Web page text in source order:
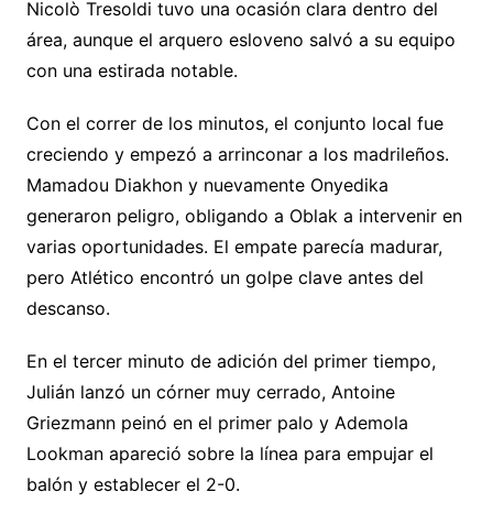
Nicolò Tresoldi tuvo una ocasión clara dentro del
área, aunque el arquero esloveno salvó a su equipo
con una estirada notable.
Con el correr de los minutos, el conjunto local fue
creciendo y empezó a arrinconar a los madrileños.
Mamadou Diakhon y nuevamente Onyedika
generaron peligro, obligando a Oblak a intervenir en
varias oportunidades. El empate parecía madurar,
pero Atlético encontró un golpe clave antes del
descanso.
En el tercer minuto de adición del primer tiempo,
Julián lanzó un córner muy cerrado, Antoine
Griezmann peinó en el primer palo y Ademola
Lookman apareció sobre la línea para empujar el
balón y establecer el 2-0.